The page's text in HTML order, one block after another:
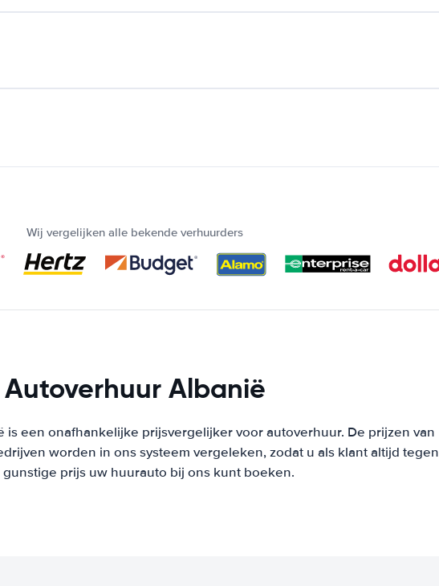
Wij vergelijken alle bekende verhuurders
Autoverhuur Albanië
is een onafhankelijke prijsvergelijker voor autoverhuur. De prijzen van
worden in ons systeem vergeleken, zodat u als klant altijd tegen
prijs uw huurauto bij ons kunt boeken.